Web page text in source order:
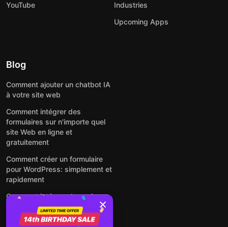
YouTube
Industries
Upcoming Apps
Blog
Comment ajouter un chatbot IA
à votre site web
Comment intégrer des
formulaires sur n'importe quel
site Web en ligne et
gratuitement
Comment créer un formulaire
pour WordPress: simplement et
rapidement
Comment intégrer des avis
Google gratuitement sur un site
web